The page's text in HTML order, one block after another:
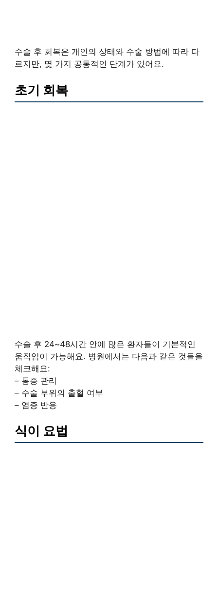
수술 후 회복은 개인의 상태와 수술 방법에 따라 다
르지만, 몇 가지 공통적인 단계가 있어요.
초기 회복
수술 후 24~48시간 안에 많은 환자들이 기본적인
움직임이 가능해요. 병원에서는 다음과 같은 것들을
체크해요:
– 통증 관리
– 수술 부위의 출혈 여부
– 염증 반응
식이 요법